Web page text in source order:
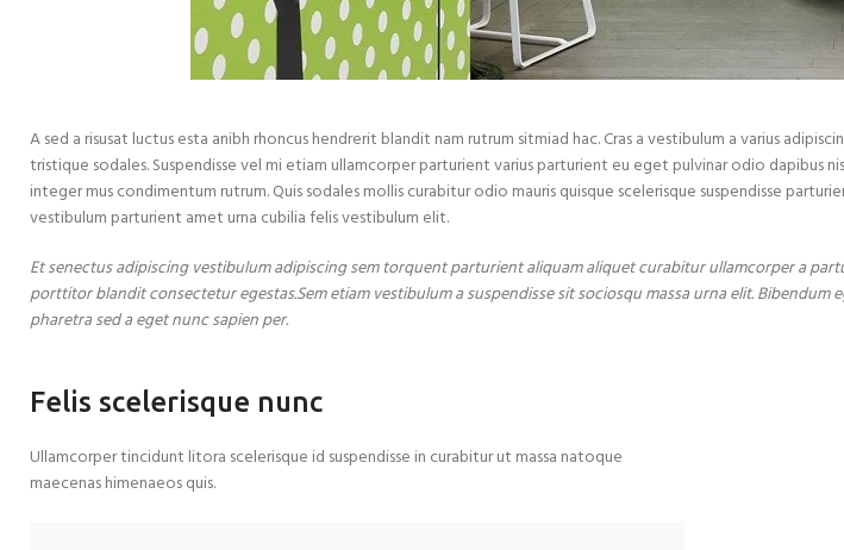
A sed a risusat luctus esta anibh rhoncus hendrerit blandit nam rutrum sitmiad hac. Cras a vestibulum a varius
tristique sodales. Suspendisse vel mi etiam ullamcorper parturient varius parturient eu eget pulvinar odio dapibus
integer mus condimentum rutrum. Quis sodales mollis curabitur odio mauris quisque scelerisque suspendisse
vestibulum parturient amet urna cubilia felis vestibulum elit.
Et senectus adipiscing vestibulum adipiscing sem torquent parturient aliquam aliquet curabitur ullamcorper a
porttitor blandit consectetur egestas.Sem etiam vestibulum a suspendisse sit sociosqu massa urna elit. Bibendum
pharetra sed a eget nunc sapien per.
Felis scelerisque nunc
Ullamcorper tincidunt litora scelerisque id suspendisse in curabitur ut massa natoque
maecenas himenaeos quis.